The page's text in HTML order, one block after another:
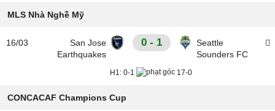
MLS Nhà Nghề Mỹ
16/03
San Jose
Earthquakes
0 - 1
Seattle
Sounders FC
H1:0-1 17-0
CONCACAF Champions Cup